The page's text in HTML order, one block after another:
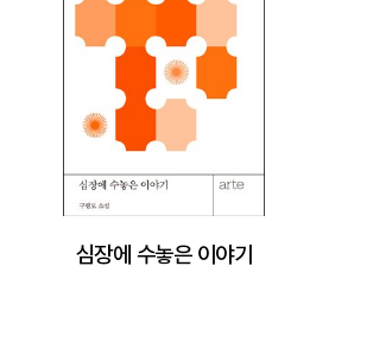
심장에 수놓은 이야기